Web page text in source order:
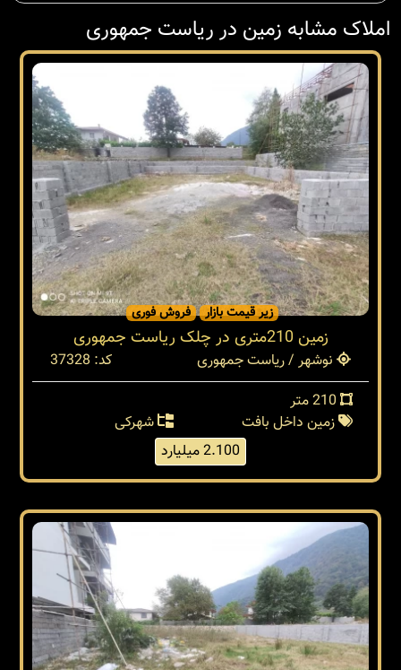
املاک مشابه زمین در ریاست جمهوری
زیر قیمت بازار فروش فوری
زمین 210متری در چلک ریاست جمهوری
نوشهر / ریاست جمهوری
کد: 37328
زمین داخل بافت
شهرکی
2.100 میلیارد